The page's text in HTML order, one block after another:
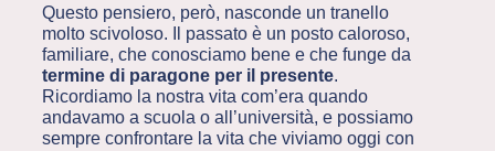
Questo pensiero, però, nasconde un tranello
molto scivoloso. Il passato è un posto caloroso,
familiare, che conosciamo bene e che funge da
termine di paragone per il presente.
Ricordiamo la nostra vita com’era quando
andavamo a scuola o all’università, e possiamo
sempre confrontare la vita che viviamo oggi con